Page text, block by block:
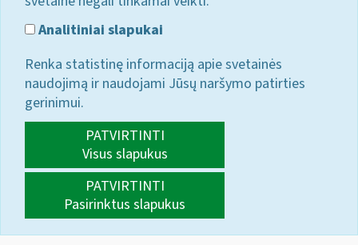
Analitiniai slapukai
Renka statistinę informaciją apie svetainės
naudojimą ir naudojami Jūsų naršymo patirties
gerinimui.
PATVIRTINTI
Visus slapukus
PATVIRTINTI
Pasirinktus slapukus